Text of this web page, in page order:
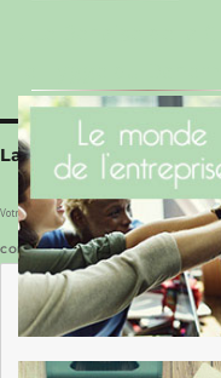
Laisser un commentaire
Votre adresse e-mail ne sera pas publiée.
COMMENTAIRE*